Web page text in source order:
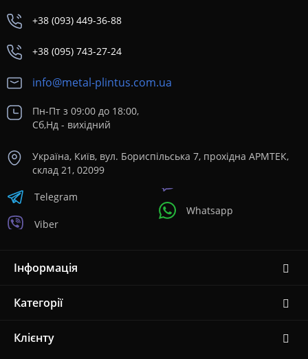
+38 (093) 449-36-88
+38 (095) 743-27-24
info@metal-plintus.com.ua
Пн-Пт з 09:00 до 18:00,
Сб,Нд - вихідний
Україна, Київ, вул. Бориспільська 7, прохідна АРМТЕК,
склад 21, 02099
Telegram
Viber
Whatsapp
Інформація
Категорії
Клієнту